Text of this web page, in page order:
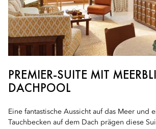
PREMIER-SUITE MIT
DACHPOOL
Eine fantastische Aussicht auf das Meer und
Tauchbecken auf dem Dach prägen diese